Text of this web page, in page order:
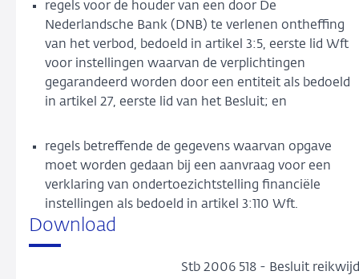
regels voor de houder van een door De
Nederlandsche Bank (DNB) te verlenen ontheffing
van het verbod, bedoeld in artikel 3:5, eerste lid Wft
voor instellingen waarvan de verplichtingen
gegarandeerd worden door een entiteit als bedoeld
in artikel 27, eerste lid van het Besluit; en
regels betreffende de gegevens waarvan opgave
moet worden gedaan bij een aanvraag voor een
verklaring van ondertoezichtstelling financiële
instellingen als bedoeld in artikel 3:110 Wft.
Download
Stb 2006 518 - Besluit